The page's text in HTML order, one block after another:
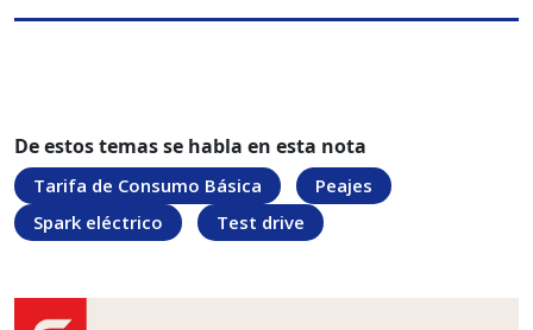
De estos temas se habla en esta nota
Tarifa de Consumo Básica
Peajes
Spark eléctrico
Test drive